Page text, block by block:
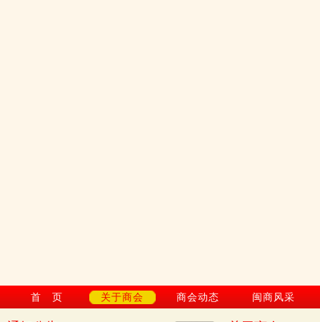
首 页 关于商会 商会动态 闽商风采